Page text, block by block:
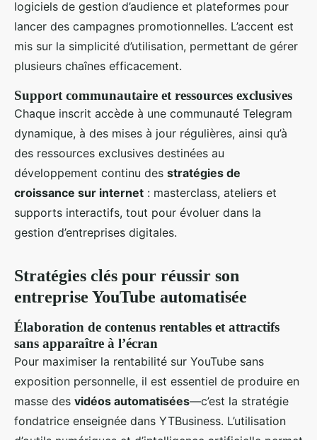
logiciels de gestion d’audience et plateformes pour
lancer des campagnes promotionnelles. L’accent est
mis sur la simplicité d’utilisation, permettant de gérer
plusieurs chaînes efficacement.
Support communautaire et ressources exclusives
Chaque inscrit accède à une communauté Telegram
dynamique, à des mises à jour régulières, ainsi qu’à
des ressources exclusives destinées au
développement continu des stratégies de
croissance sur internet : masterclass, ateliers et
supports interactifs, tout pour évoluer dans la
gestion d’entreprises digitales.
Stratégies clés pour réussir son
entreprise YouTube automatisée
Élaboration de contenus rentables et attractifs
sans apparaître à l’écran
Pour maximiser la rentabilité sur YouTube sans
exposition personnelle, il est essentiel de produire en
masse des vidéos automatisées—c’est la stratégie
fondatrice enseignée dans YTBusiness. L’utilisation